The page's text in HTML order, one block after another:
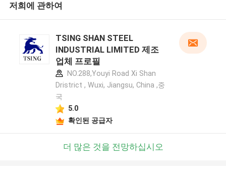
저희에 관하여
TSING SHAN STEEL
INDUSTRIAL LIMITED 제조
업체 프로필
NO.288,Youyi Road Xi Shan
Dristrict , Wuxi, Jiangsu, China ,중
국
5.0
확인된 공급자
더 많은 것을 전망하십시오